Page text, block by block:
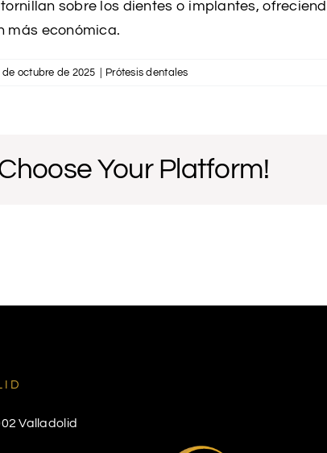
sobre los dientes o implantes,
más económica.
de octubre de 2025 Prótesis dentales
Your Platform!
Valladolid